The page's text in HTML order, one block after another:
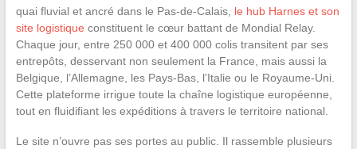
quai fluvial et ancré dans le Pas-de-Calais, le hub Harnes et son
site logistique constituent le cœur battant de Mondial Relay.
Chaque jour, entre 250 000 et 400 000 colis transitent par ses
entrepôts, desservant non seulement la France, mais aussi la
Belgique, l’Allemagne, les Pays-Bas, l’Italie ou le Royaume-Uni.
Cette plateforme irrigue toute la chaîne logistique européenne,
tout en fluidifiant les expéditions à travers le territoire national.
Le site n’ouvre pas ses portes au public. Il rassemble plusieurs